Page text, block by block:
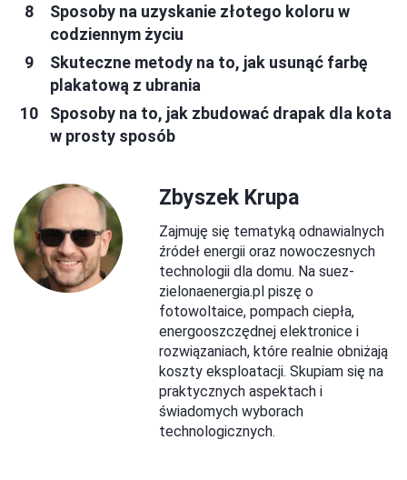
Sposoby na uzyskanie złotego koloru w
codziennym życiu
Skuteczne metody na to, jak usunąć farbę
plakatową z ubrania
Sposoby na to, jak zbudować drapak dla kota
w prosty sposób
Zbyszek Krupa
Zajmuję się tematyką odnawialnych
źródeł energii oraz nowoczesnych
technologii dla domu. Na suez-
zielonaenergia.pl piszę o
fotowoltaice, pompach ciepła,
energooszczędnej elektronice i
rozwiązaniach, które realnie obniżają
koszty eksploatacji. Skupiam się na
praktycznych aspektach i
świadomych wyborach
technologicznych.